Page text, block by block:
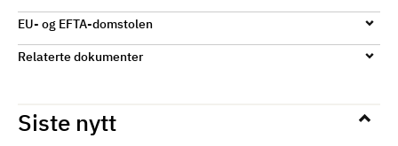
EU- og EFTA-domstolen
Relaterte dokumenter
Siste nytt